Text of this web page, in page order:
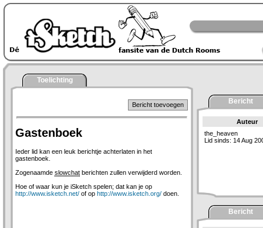
Toelichting
Bericht toevoegen
Gastenboek
Ieder lid kan een leuk berichtje achterlaten in het
gastenboek.
Zogenaamde slowchat berichten zullen verwijderd worden.
Hoe of waar kun je iSketch spelen; dat kan je op
http://www.isketch.net/ of op http://www.isketch.org/ doen.
Bericht
Auteur
the_heaven
Lid sinds: 14 Aug
Bericht